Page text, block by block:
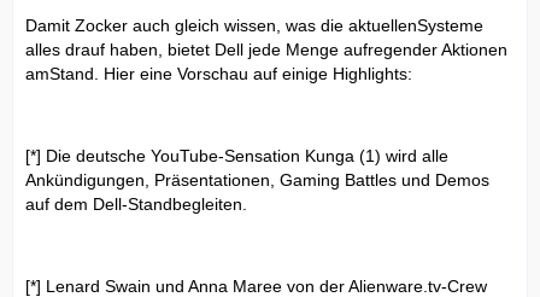
Damit Zocker auch gleich wissen, was die aktuellenSysteme
alles drauf haben, bietet Dell jede Menge aufregender Aktionen
amStand. Hier eine Vorschau auf einige Highlights:
[*] Die deutsche YouTube-Sensation Kunga (1) wird alle
Ankündigungen, Präsentationen, Gaming Battles und Demos
auf dem Dell-Standbegleiten.
[*] Lenard Swain und Anna Maree von der Alienware.tv-Crew